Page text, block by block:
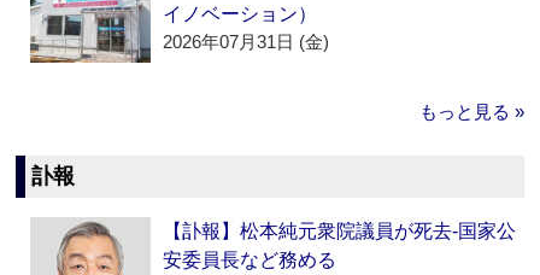
イノベーション）
2026年07月31日 (金)
もっと見る »
訃報
【訃報】松本純元衆院議員が死去‐国家公
安委員長など務める